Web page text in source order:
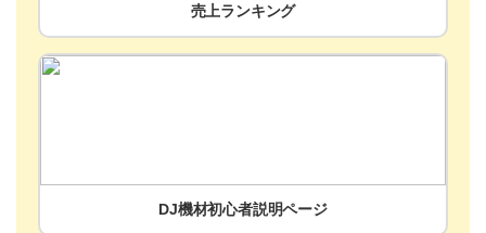
売上ランキング
DJ機材初心者説明ページ